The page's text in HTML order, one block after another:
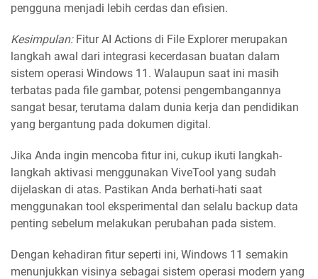
pengguna menjadi lebih cerdas dan efisien.
Kesimpulan:Fitur AI Actions di File Explorer merupakan
langkah awal dari integrasi kecerdasan buatan dalam
sistem operasi Windows 11. Walaupun saat ini masih
terbatas pada file gambar, potensi pengembangannya
sangat besar, terutama dalam dunia kerja dan pendidikan
yang bergantung pada dokumen digital.
Jika Anda ingin mencoba fitur ini, cukup ikuti langkah-
langkah aktivasi menggunakan ViveTool yang sudah
dijelaskan di atas. Pastikan Anda berhati-hati saat
menggunakan tool eksperimental dan selalu backup data
penting sebelum melakukan perubahan pada sistem.
Dengan kehadiran fitur seperti ini, Windows 11 semakin
menunjukkan visinya sebagai sistem operasi modern yang